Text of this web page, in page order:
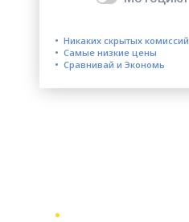
Никаких скрытых комиссий
Самые низкие цены
Сравнивай и Экономь